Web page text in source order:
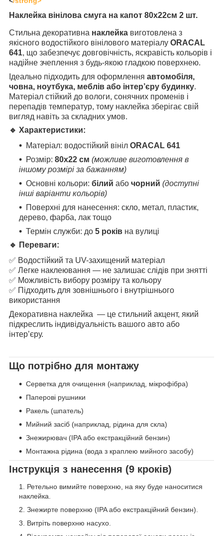
Наклейка вінілова смуга на капот 80х22см 2 шт.
Стильна декоративна наклейка виготовлена з
якісного водостійкого вінілового матеріалу ORACAL
641, що забезпечує довговічність, яскравість кольорів і
надійне зчеплення з будь-якою гладкою поверхнею.
Ідеально підходить для оформлення автомобіля,
човна, ноутбука, меблів або інтер’єру будинку.
Матеріал стійкий до вологи, сонячних променів і
перепадів температур, тому наклейка зберігає свій
вигляд навіть за складних умов.
🔹 Характеристики:
Матеріал: водостійкий вініл ORACAL 641
Розмір: 80х22 см (можливе виготовлення в
іншому розмірі за бажанням)
Основні кольори: білий або чорний (доступні
інші варіанти кольорів)
Поверхні для нанесення: скло, метал, пластик,
дерево, фарба, лак тощо
Термін служби: до 5 років на вулиці
🔹 Переваги:
✅ Водостійкий та UV-захищений матеріал
✅ Легке наклеювання — не залишає слідів при знятті
✅ Можливість вибору розміру та кольору
✅ Підходить для зовнішнього і внутрішнього
використання
Декоративна наклейка — це стильний акцент, який
підкреслить індивідуальність вашого авто або
інтер’єру.
Що потрібно для монтажу
Серветка для очищення (наприклад, мікрофібра)
Паперові рушники
Ракель (шпатель)
Мийний засіб (наприклад, рідина для скла)
Знежирювач (IPA або екстракційний бензин)
Монтажна рідина (вода з краплею мийного засобу)
Інструкція з нанесення (9 кроків)
Ретельно вимийте поверхню, на яку буде наноситися
наклейка.
Знежирте поверхню (IPA або екстракційний бензин).
Витріть поверхню насухо.